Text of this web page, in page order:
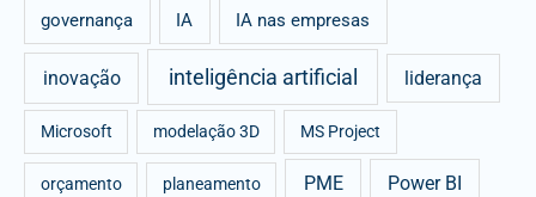
governança IA IA nas empresas
inovação inteligência artificial liderança
Microsoft modelação 3D MS Project
orçamento planeamento PME Power BI